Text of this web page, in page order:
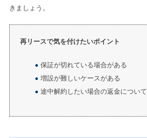
きましょう。
再リースで気を付けたいポイント
保証が切れている場合がある
増設が難しいケースがある
途中解約したい場合の返金について